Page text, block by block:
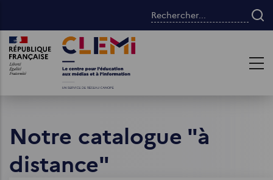
contenu
principal
Rechercher...
Images Images
Notre catalogue "à
distance"